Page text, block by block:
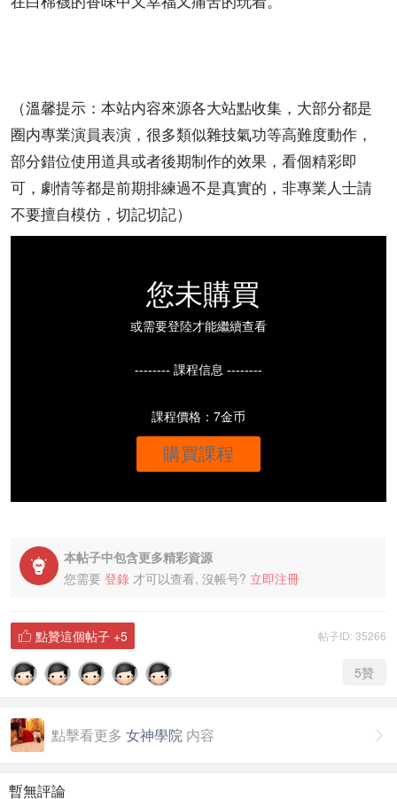
（溫馨提示：本站内容來源各大站點收集，大部分都是
圈内專業演員表演，很多類似雜技氣功等高難度動作，
部分錯位使用道具或者後期制作的效果，看個精彩即
可，劇情等都是前期排練過不是真實的，非專業人士請
不要擅自模仿，切記切記）
您未購買
或需要登陸才能繼續查看
-------- 課程信息 --------
課程價格：7金币
購買課程

本帖子中包含更多精彩資源
您需要 登錄 才可以查看, 沒帳号? 立即注冊
帖子ID: 35266
 點贊這個帖子 +5
5贊

點擊看更多 女神學院 内容
暫無評論